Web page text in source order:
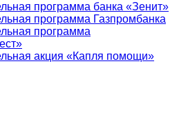
программа банка «Зенит»
программа Газпромбанка
программа
акция «Капля помощи»